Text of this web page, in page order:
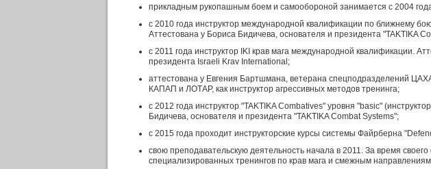
прикладным рукопашным боем и самообороной занимается с 2004
с 2010 года инструктор международной квалификации по ближнему
Аттестована у Бориса Бидичева, основателя и президента "TAKTIKA
с 2011 года инструктор IKI крав мага международной квалификации.
президента Israeli Krav International;
аттестована у Евгения Бартшмана, ветерана спецподразделений
КАПАП и ЛОТАР, как инструктор агрессивных методов тренинга;
с 2012 года инструктор "TAKTIKA Combatives" уровня "basic"
Бидичева, основателя и президента "TAKTIKA Combat Systems";
с 2015 года проходит инструкторские курсы системы Файрберна
свою преподавательскую деятельность начала в 2011. За время
специализированных тренингов по крав мага и смежным